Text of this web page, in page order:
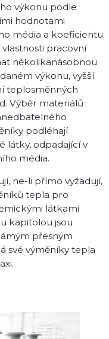
výkonu podle
hodnotami
média a koeficientu
pracovní
několikanásobnou
výkonu, vyšší
teplosměnných
Výběr materiálů
podléhají
látky, odpadající v
média.
ne-li přímo vyžadují,
tepla pro
látkami
kapitolou jsou
přesným
své výměníky tepla